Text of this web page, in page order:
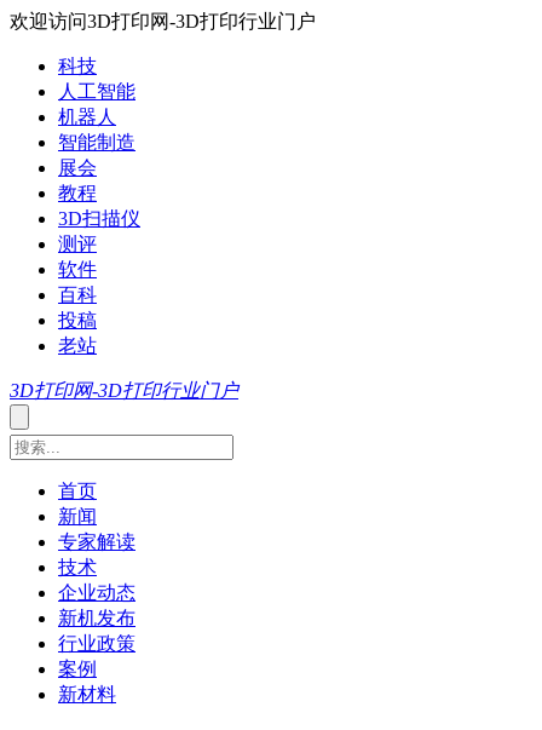
欢迎访问3D打印网-3D打印行业门户
科技
人工智能
机器人
智能制造
展会
教程
3D扫描仪
测评
软件
百科
投稿
老站
3D打印网-3D打印行业门户
首页
新闻
专家解读
技术
企业动态
新机发布
行业政策
案例
新材料